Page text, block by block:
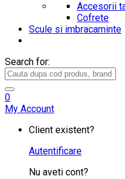
Accesorii
Cofrete
Scule si imbracaminte
Search for:
0
My Account
Client existent?
Autentificare
Nu aveti cont?